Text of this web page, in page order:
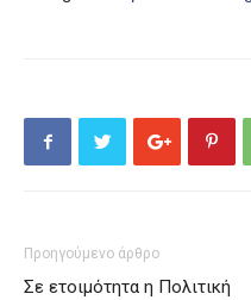
Προηγούμενο άρθρο
Σε ετοιμότητα η Πολιτική